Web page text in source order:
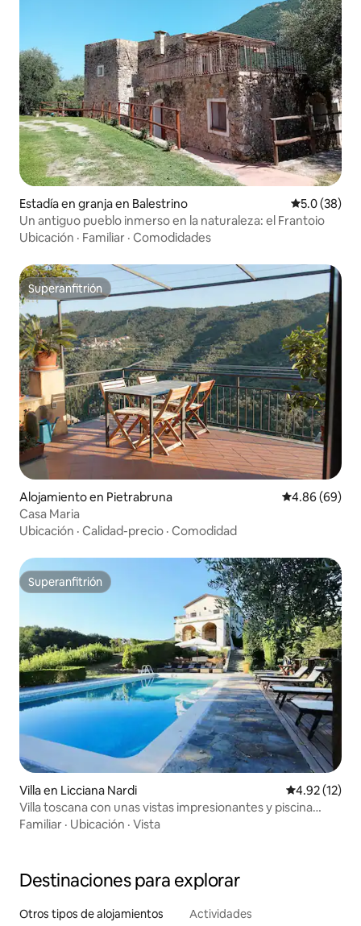
Estadía en granja en Balestrino Calificación
5.0 (38)
Un antiguo pueblo inmerso en la naturaleza: el Frantoio
Ubicación · Familiar · Comodidades
Superanfitrión
Superanfitrión
Alojamiento en Pietrabruna Calificación
4.86 (69)
Casa Maria
Ubicación · Calidad-precio · Comodidad
Superanfitrión
Superanfitrión
Villa en Licciana Nardi Calificación
4.92 (12)
Villa toscana con unas vistas impresionantes y piscina
privada
Familiar · Ubicación · Vista
Destinaciones para explorar
Otros tipos de alojamientos Actividades